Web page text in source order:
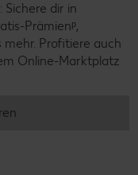
dir in
Prämienᵖ,
mehr. Profitiere auch
Online-Marktplatz